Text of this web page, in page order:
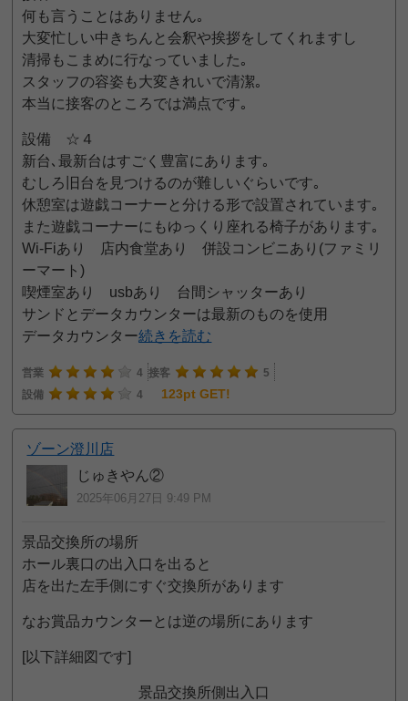
何も言うことはありません｡
大変忙しい中きちんと会釈や挨拶をしてくれますし
清掃もこまめに行なっていました｡
スタッフの容姿も大変きれいで清潔｡
本当に接客のところでは満点です｡
設備 ☆４
新台､最新台はすごく豊富にあります｡
むしろ旧台を見つけるのが難しいぐらいです｡
休憩室は遊戯コーナーと分ける形で設置されています｡
また遊戯コーナーにもゆっくり座れる椅子があります｡
Wi-Fiあり 店内食堂あり 併設コンビニあり(ファミリ
ーマート)
喫煙室あり usbあり 台間シャッターあり
サンドとデータカウンターは最新のものを使用
データカウンター続きを読む
営業 4 接客
5
設備
4 123pt GET!
ゾーン澄川店
じゅきやん②
2025年06月27日 9:49 PM
景品交換所の場所
ホール裏口の出入口を出ると
店を出た左手側にすぐ交換所があります
なお賞品カウンターとは逆の場所にあります
[以下詳細図です]
景品交換所側出入口